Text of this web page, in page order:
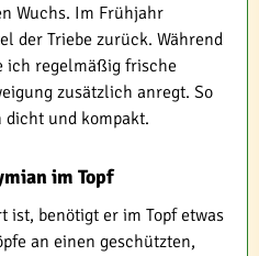
Wuchs. Im Frühjahr
der Triebe zurück. Während
ich regelmäßig frische
zusätzlich anregt. So
dicht und kompakt.
im Topf
ist, benötigt er im Topf etwas
an einen geschützten,